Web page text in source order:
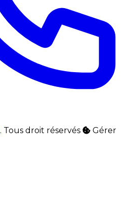
. Tous droit réservés
Gérer